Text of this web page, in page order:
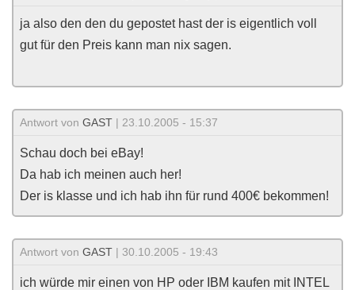
ja also den den du gepostet hast der is eigentlich voll
gut für den Preis kann man nix sagen.
Antwort von GAST | 23.10.2005 - 15:37
Schau doch bei eBay!
Da hab ich meinen auch her!
Der is klasse und ich hab ihn für rund 400€ bekommen!
Antwort von GAST | 30.10.2005 - 19:43
ich würde mir einen von HP oder IBM kaufen mit INTEL